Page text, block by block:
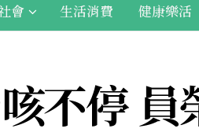
會 生活消費 健康樂活
不停